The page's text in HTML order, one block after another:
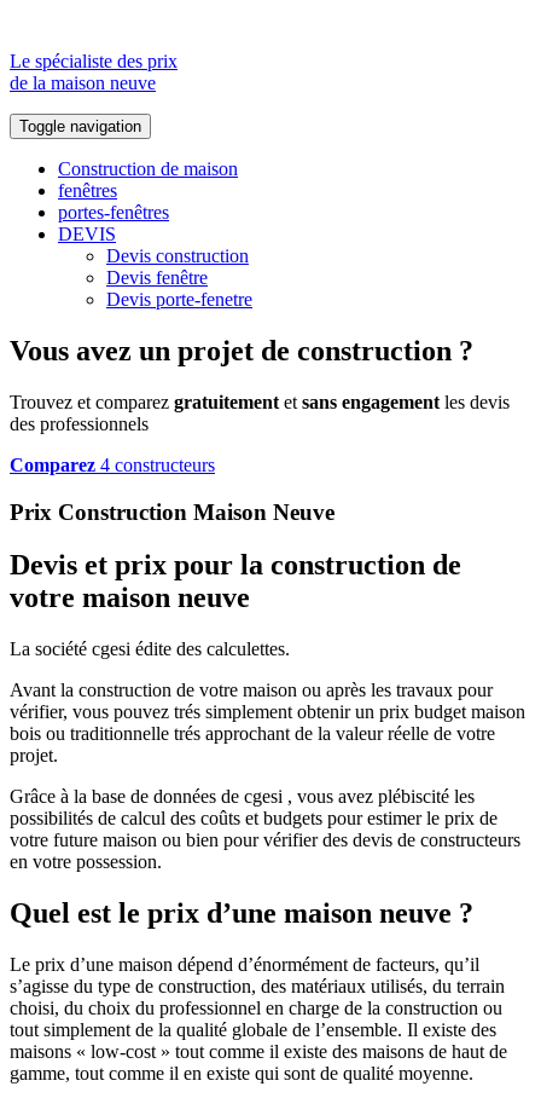
Le spécialiste des prix
de la maison neuve
Toggle navigation
Construction de maison
fenêtres
portes-fenêtres
DEVIS
Devis construction
Devis fenêtre
Devis porte-fenetre
Vous avez un projet de construction ?
Trouvez et comparez gratuitement et sans engagement les devis
des professionnels
Comparez 4 constructeurs
Prix Construction Maison Neuve
Devis et prix pour la construction de
votre maison neuve
La société cgesi édite des calculettes.
Avant la construction de votre maison ou après les travaux pour
vérifier, vous pouvez trés simplement obtenir un prix budget maison
bois ou traditionnelle trés approchant de la valeur réelle de votre
projet.
Grâce à la base de données de cgesi , vous avez plébiscité les
possibilités de calcul des coûts et budgets pour estimer le prix de
votre future maison ou bien pour vérifier des devis de constructeurs
en votre possession.
Quel est le prix d’une maison neuve ?
Le prix d’une maison dépend d’énormément de facteurs, qu’il
s’agisse du type de construction, des matériaux utilisés, du terrain
choisi, du choix du professionnel en charge de la construction ou
tout simplement de la qualité globale de l’ensemble. Il existe des
maisons « low-cost » tout comme il existe des maisons de haut de
gamme, tout comme il en existe qui sont de qualité moyenne.